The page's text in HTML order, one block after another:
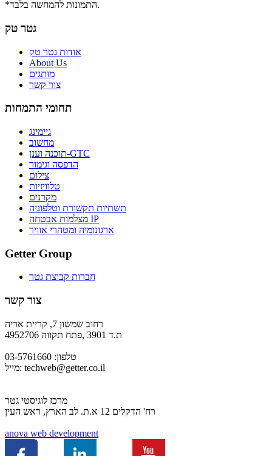
*התמונות להמחשה בלבד.
גטר טק
אודות גטר טק
About Us
מותגים
צור קשר
תחומי התמחות
גיימינג
מחשוב
תוכנה וענן-GTC
הדפסה וגימור
צילום
טלוויזיות
מקרנים
תשתיות תקשורת וטלפוניה
מצלמות אבטחה IP
ארגונומיה ומטהרי אוויר
Getter Group
חברות קבוצת גטר
צור קשר
רחוב שמשון 7, קריית אריה
ת.ד 3901 ,פתח תקווה 4952706
טלפון: 03-5761660
מייל: techweb@getter.co.il
מרכז לוגיסטי גטר
רח' הדקלים 12 א.ת. לב הארץ, ראש העין
anova web development